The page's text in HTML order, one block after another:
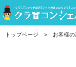
トップページ お客様の